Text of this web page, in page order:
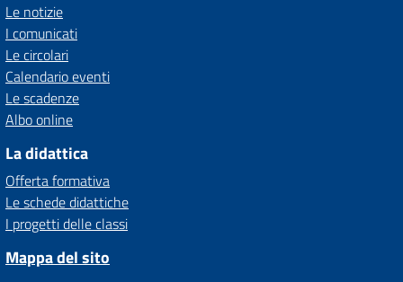
Le notizie
I comunicati
Le circolari
Calendario eventi
Le scadenze
Albo online
La didattica
Offerta formativa
Le schede didattiche
I progetti delle classi
Mappa del sito